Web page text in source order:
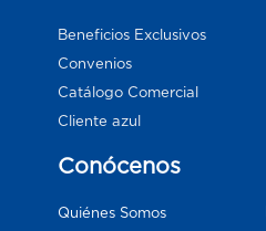
Beneficios Exclusivos
Convenios
Catálogo Comercial
Cliente azul
Conócenos
Quiénes Somos